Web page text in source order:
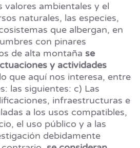
valores ambientales y el
naturales, las especies,
que albergan, en
con pinares
de alta montaña se
y actividades
que aquí nos interesa, entre
las siguientes: c) Las
infraestructuras e
a los usos compatibles,
el uso público y a las
debidamente